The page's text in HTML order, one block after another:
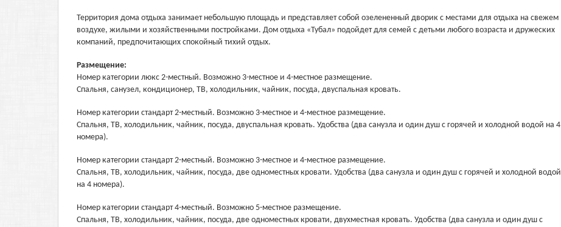
Территория дома отдыха занимает небольшую площадь и представляет собой озелененный дворик с местами для отдыха на свежем
воздухе, жилыми и хозяйственными постройками. Дом отдыха «Тубал» подойдет для семей с детьми любого возраста и дружеских
компаний, предпочитающих спокойный тихий отдых.
Размещение:
Номер категории люкс 2-местный. Возможно 3-местное и 4-местное размещение.
Спальня, санузел, кондиционер, ТВ, холодильник, чайник, посуда, двуспальная кровать.
Номер категории стандарт 2-местный. Возможно 3-местное и 4-местное размещение.
Спальня, ТВ, холодильник, чайник, посуда, двуспальная кровать. Удобства (два санузла и один душ с горячей и холодной водой на 4
номера).
Номер категории стандарт 2-местный. Возможно 3-местное и 4-местное размещение.
Спальня, ТВ, холодильник, чайник, посуда, две одноместных кровати. Удобства (два санузла и один душ с горячей и холодной водой
на 4 номера).
Номер категории стандарт 4-местный. Возможно 5-местное размещение.
Спальня, ТВ, холодильник, чайник, посуда, две одноместных кровати, двухместная кровать. Удобства (два санузла и один душ с